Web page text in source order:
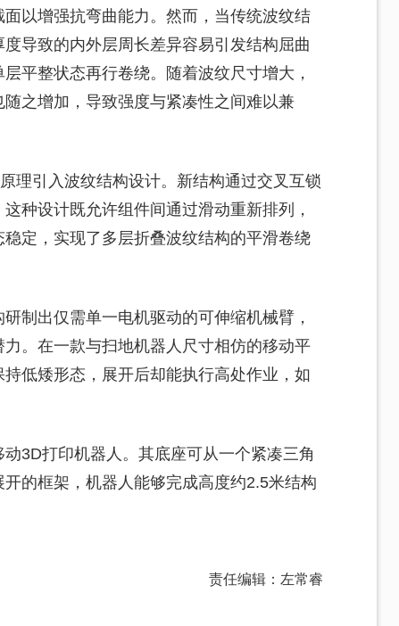
以增强抗弯曲能力。然而，当传统波纹结
导致的内外层周长差异容易引发结构屈曲
平整状态再行卷绕。随着波纹尺寸增大，
之增加，导致强度与紧凑性之间难以兼
理引入波纹结构设计。新结构通过交叉互锁
种设计既允许组件间通过滑动重新排列，
定，实现了多层折叠波纹结构的平滑卷绕
制出仅需单一电机驱动的可伸缩机械臂，
。在一款与扫地机器人尺寸相仿的移动平
低矮形态，展开后却能执行高处作业，如
3D打印机器人。其底座可从一个紧凑三角
的框架，机器人能够完成高度约2.5米结构
责任编辑：左常睿